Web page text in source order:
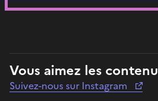
Vous aimez les
Suivez-nous sur Instagram